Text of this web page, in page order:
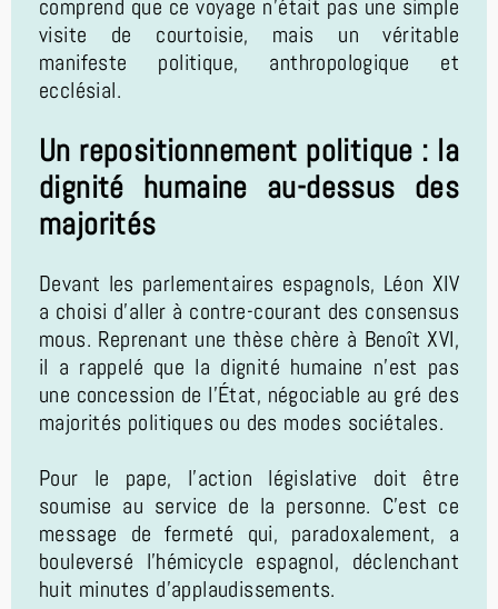
comprend que ce voyage n'était pas une simple
visite de courtoisie, mais un véritable
manifeste politique, anthropologique et
ecclésial.
Un repositionnement politique : la
dignité humaine au-dessus des
majorités
Devant les parlementaires espagnols, Léon XIV
a choisi d'aller à contre-courant des consensus
mous. Reprenant une thèse chère à Benoît XVI,
il a rappelé que la dignité humaine n'est pas
une concession de l'État, négociable au gré des
majorités politiques ou des modes sociétales.
Pour le pape, l'action législative doit être
soumise au service de la personne. C'est ce
message de fermeté qui, paradoxalement, a
bouleversé l'hémicycle espagnol, déclenchant
huit minutes d'applaudissements.